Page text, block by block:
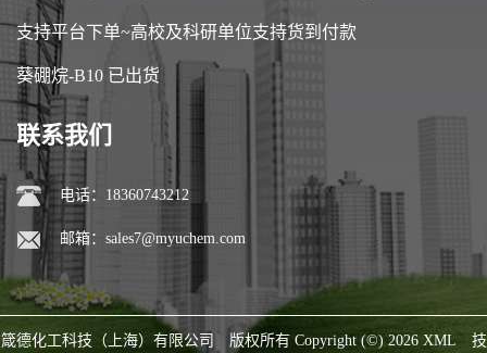
支持平台下单~高校及科研单位支持货到付款
葵硼烷-B10 已出货
联系我们
电话：18360743212
邮箱： sales7@myuchem.com
箴德化工科技（上海）有限公司 版权所有 Copyright (©) 2026 XML 技